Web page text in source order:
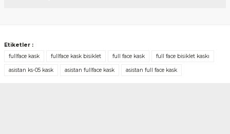
Etiketler :
fullface kask
fullface kask bisiklet full face kask full face bisiklet kaskı
asistan ks-05 kask asistan fullface kask asistan full face kask